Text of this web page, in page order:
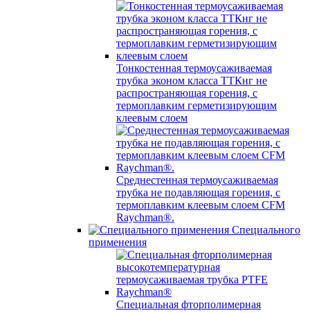
Тонкостенная термоусаживаемая
трубка эконом класса ТТКнг не
распространяющая горения, с
термоплавким герметизирующим
клеевым слоем
Среднестенная термоусаживаемая
трубка не подавляющая горения, с
термоплавким клеевым слоем CFM
Raychman®.
Специального
применения
Специальная фторполимерная